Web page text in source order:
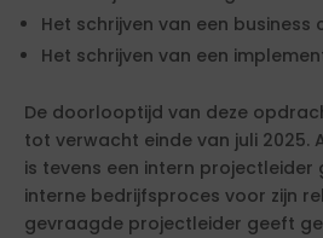
Het schrijven van een business
Het schrijven van een
De doorlooptijd van deze
tot verwacht einde van juli 2025.
is tevens een intern projectleider
interne bedrijfsproces voor zijn
gevraagde projectleider geeft